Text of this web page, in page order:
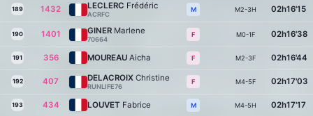
189 1432 LECLERC Frédéric
ACRFC
M M2-3H 02h16'15
190 1401 GINER Marlene
70664
F M0-1F 02h16'38
191 356 MOUREAU Aicha F M2-3F 02h16'44
192 407 DELACROIX Christine
RUNLIFE76
F M4-5F 02h17'03
193 434 LOUVET Fabrice M M4-5H 02h17'17